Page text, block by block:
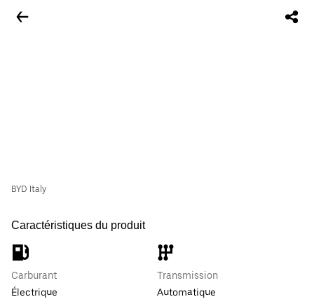
BYD Italy
Caractéristiques du produit
Carburant
Électrique
Transmission
Automatique